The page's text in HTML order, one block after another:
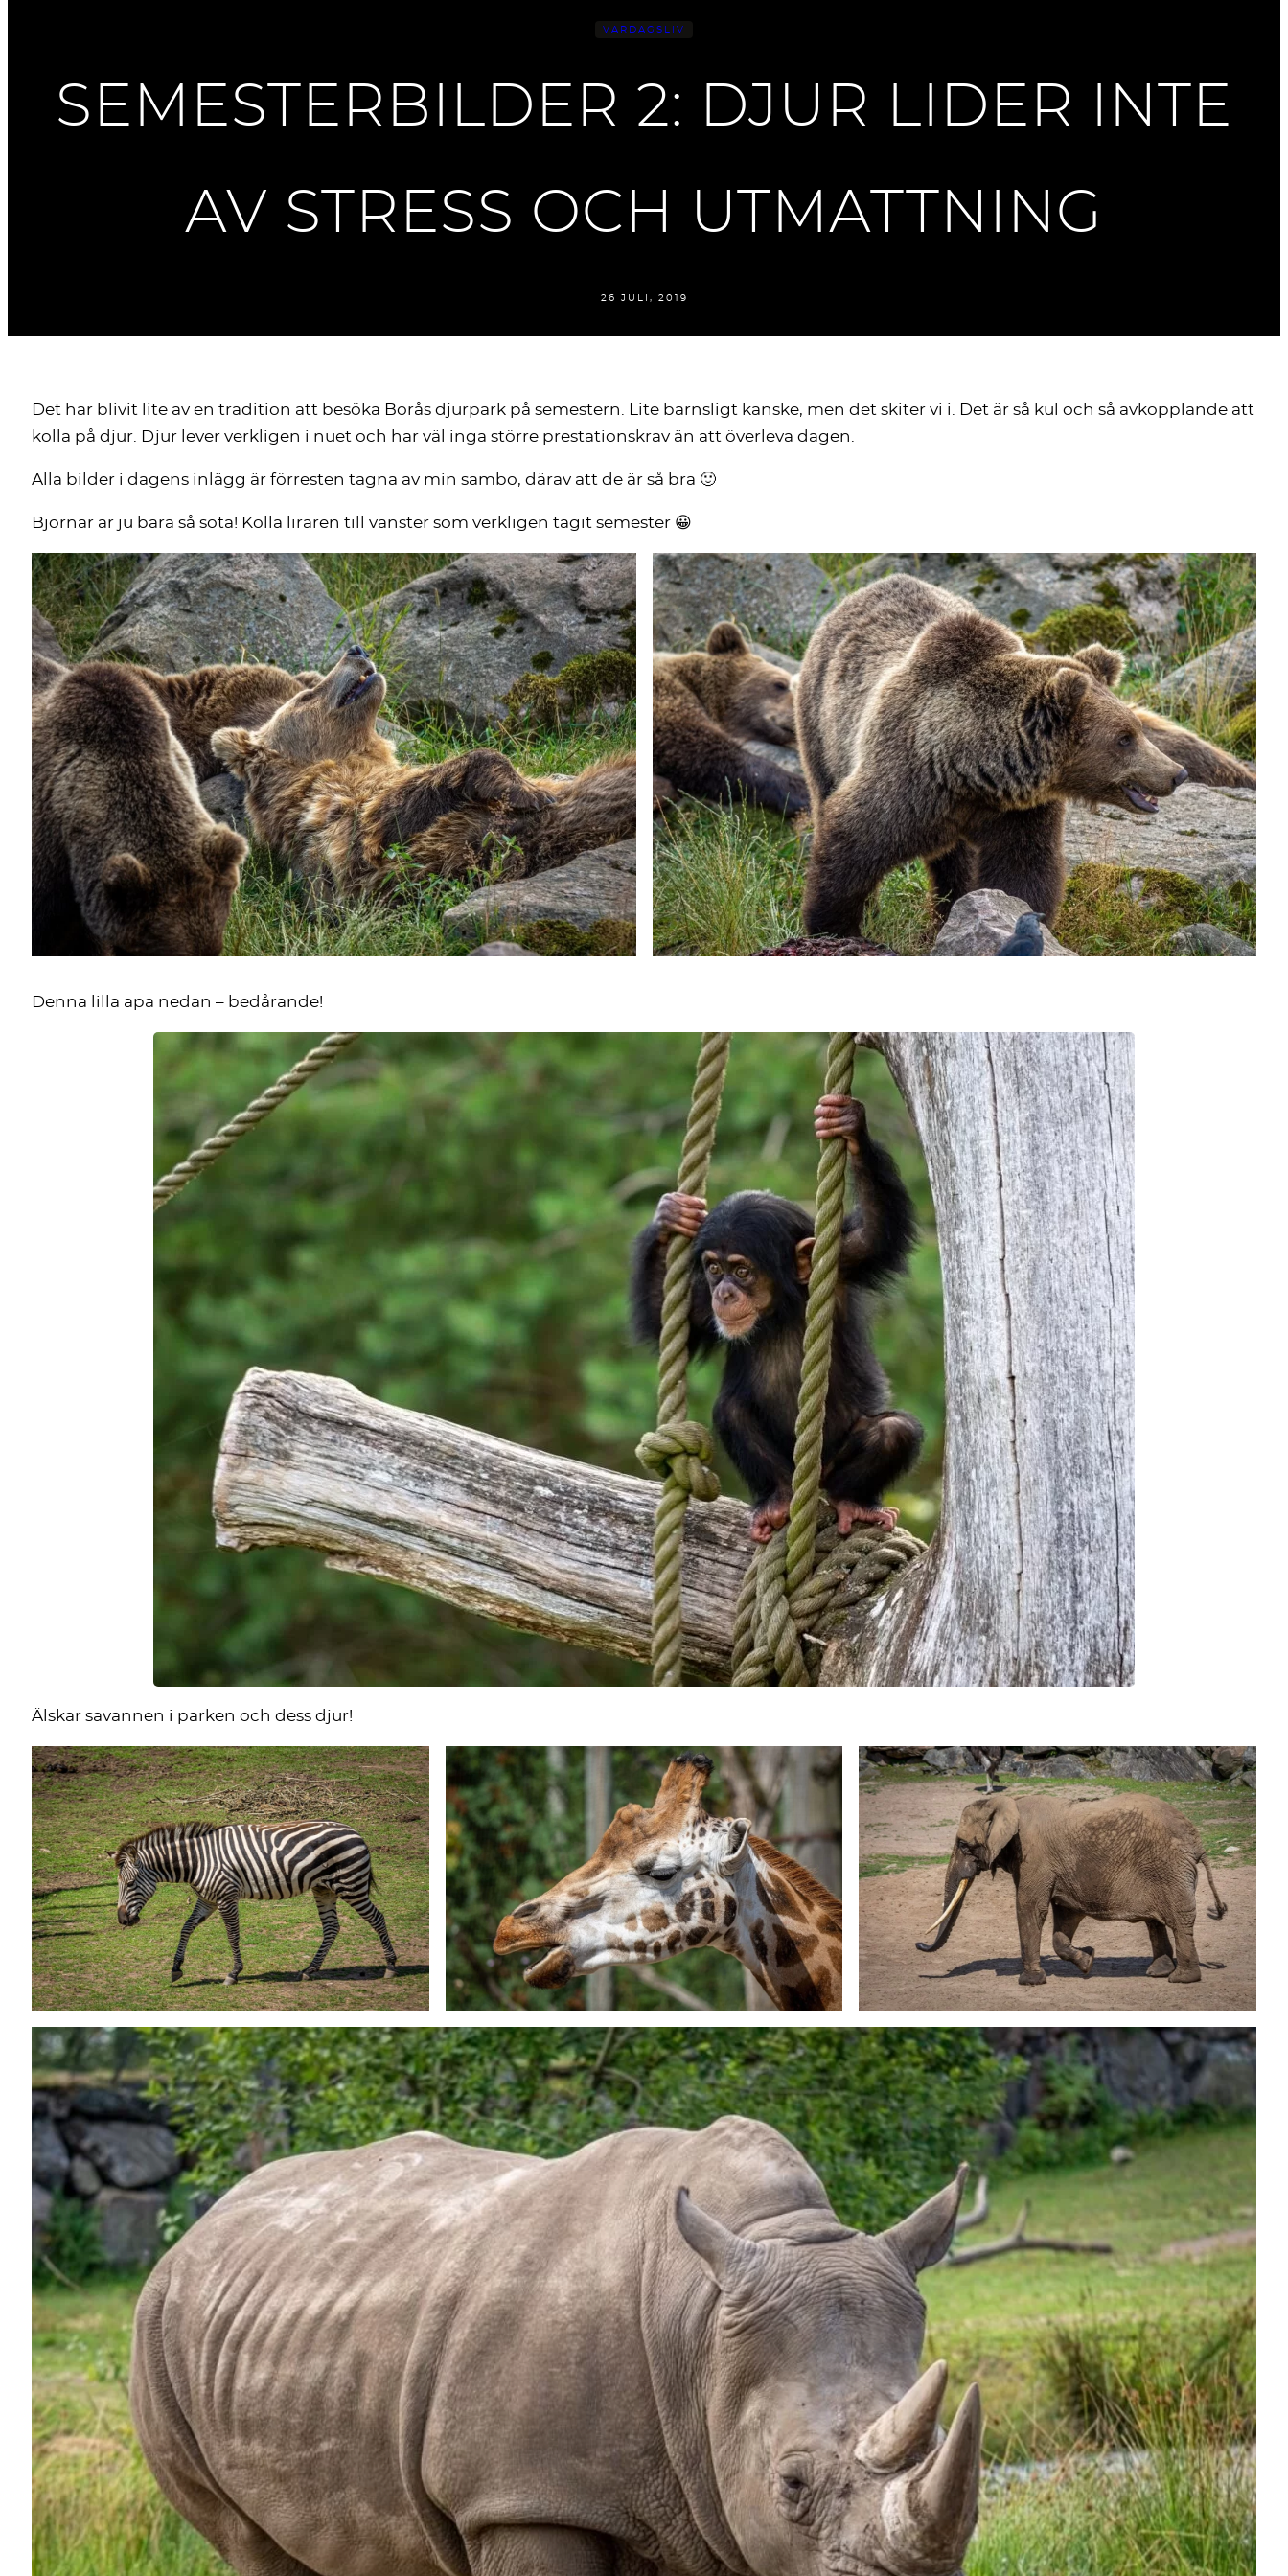
VARDAGSLIV
SEMESTERBILDER 2: DJUR LIDER INTE
AV STRESS OCH UTMATTNING
26 JULI, 2019
Det har blivit lite av en tradition att besöka Borås djurpark på semestern. Lite barnsligt kanske, men det skiter vi i. Det är så kul och så avkopplande att
kolla på djur. Djur lever verkligen i nuet och har väl inga större prestationskrav än att överleva dagen.
Alla bilder i dagens inlägg är förresten tagna av min sambo, därav att de är så bra 🙂
Björnar är ju bara så söta! Kolla liraren till vänster som verkligen tagit semester 😀
Denna lilla apa nedan – bedårande!
Älskar savannen i parken och dess djur!